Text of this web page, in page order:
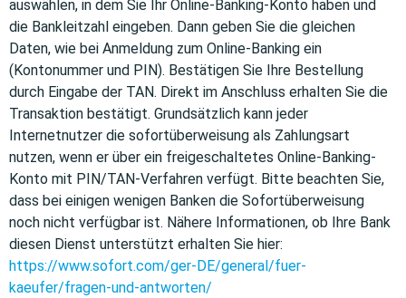
auswählen, in dem Sie Ihr Online-Banking-Konto haben und
die Bankleitzahl eingeben. Dann geben Sie die gleichen
Daten, wie bei Anmeldung zum Online-Banking ein
(Kontonummer und PIN). Bestätigen Sie Ihre Bestellung
durch Eingabe der TAN. Direkt im Anschluss erhalten Sie die
Transaktion bestätigt. Grundsätzlich kann jeder
Internetnutzer die sofortüberweisung als Zahlungsart
nutzen, wenn er über ein freigeschaltetes Online-Banking-
Konto mit PIN/TAN-Verfahren verfügt. Bitte beachten Sie,
dass bei einigen wenigen Banken die Sofortüberweisung
noch nicht verfügbar ist. Nähere Informationen, ob Ihre Bank
diesen Dienst unterstützt erhalten Sie hier:
https://www.sofort.com/ger-DE/general/fuer-
kaeufer/fragen-und-antworten/